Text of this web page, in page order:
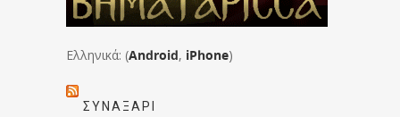
Ελληνικά: (Android, iPhone)
ΣΥΝΑΞΆΡΙ